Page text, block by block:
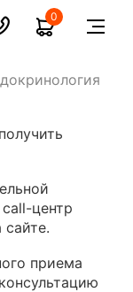
0
центр
сайте.
приема